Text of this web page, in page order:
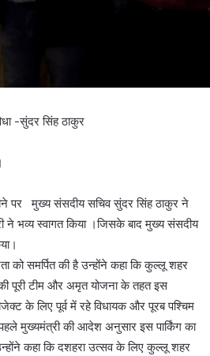
-सुंदर सिंह ठाकुर
पर मुख्य संसदीय सचिव सुंदर सिंह ठाकुर ने
ने भव्य स्वागत किया ।जिसके बाद मुख्य संसदीय
समर्पित की है उन्होंने कहा कि कुल्लू शहर
की पूरी टीम और अमृत योजना के तहत इस
के लिए पूर्व में रहे विधायक और पूरब पश्चिम
मुख्यमंत्री की आदेश अनुसार इस पार्किंग का
कहा कि दशहरा उत्सव के लिए कुल्लू शहर